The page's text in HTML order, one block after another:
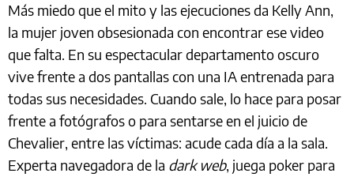
Más miedo que el mito y las ejecuciones da Kelly Ann,
la mujer joven obsesionada con encontrar ese video
que falta. En su espectacular departamento oscuro
vive frente a dos pantallas con una IA entrenada para
todas sus necesidades. Cuando sale, lo hace para posar
frente a fotógrafos o para sentarse en el juicio de
Chevalier, entre las víctimas: acude cada día a la sala.
Experta navegadora de la dark web, juega poker para